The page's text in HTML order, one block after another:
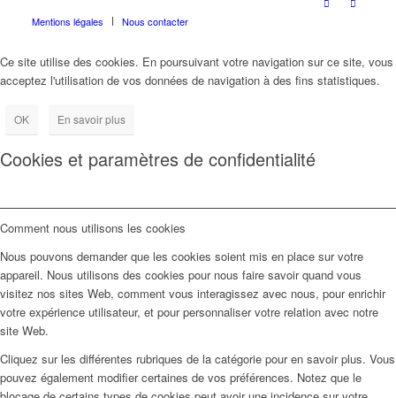
Mentions légales Nous contacter
Ce site utilise des cookies. En poursuivant votre navigation sur ce site, vous
acceptez l'utilisation de vos données de navigation à des fins statistiques.
OK En savoir plus
Cookies et paramètres de confidentialité
Comment nous utilisons les cookies
Nous pouvons demander que les cookies soient mis en place sur votre
appareil. Nous utilisons des cookies pour nous faire savoir quand vous
visitez nos sites Web, comment vous interagissez avec nous, pour enrichir
votre expérience utilisateur, et pour personnaliser votre relation avec notre
site Web.
Cliquez sur les différentes rubriques de la catégorie pour en savoir plus. Vous
pouvez également modifier certaines de vos préférences. Notez que le